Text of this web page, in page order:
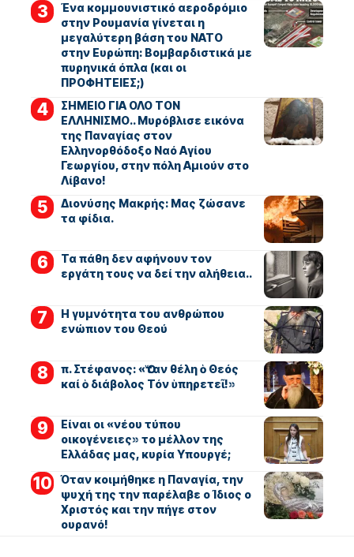
Ένα κομμουνιστικό αεροδρόμιο
στην Ρουμανία γίνεται η
μεγαλύτερη βάση του ΝΑΤΟ
στην Ευρώπη: Βομβαρδιστικά με
πυρηνικά όπλα (και οι
ΠΡΟΦΗΤΕΙΕΣ;)
ΣΗΜΕΙΟ ΓΙΑ ΟΛΟ ΤΟΝ
ΕΛΛΗΝΙΣΜΟ.. Μυρόβλισε εικόνα
της Παναγίας στον
Ελληνορθόδοξο Ναό Αγίου
Γεωργίου, στην πόλη Αμιούν στο
Λίβανο!
Διονύσης Μακρής: Μας ζώσανε
τα φίδια.
Τα πάθη δεν αφήνουν τον
εργάτη τους να δεί την αλήθεια..
Η γυμνότητα του ανθρώπου
ενώπιον του Θεού
π. Στέφανος: «Ὅταν θέλη ὁ Θεός
καί ὁ διάβολος Τόν ὑπηρετεῖ!»
Είναι οι «νέου τύπου
οικογένειες» το μέλλον της
Ελλάδας μας, κυρία Υπουργέ;
Όταν κοιμήθηκε η Παναγία, την
ψυχή της την παρέλαβε ο Ίδιος ο
Χριστός και την πήγε στον
ουρανό!